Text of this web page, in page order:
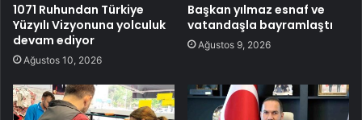
1071 Ruhundan Türkiye
Yüzyılı Vizyonuna yolculuk
devam ediyor
Ağustos 10, 2026
Başkan yılmaz esnaf ve
vatandaşla bayramlaştı
Ağustos 9, 2026